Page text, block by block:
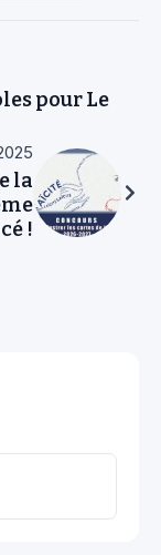
pour Le
la
!